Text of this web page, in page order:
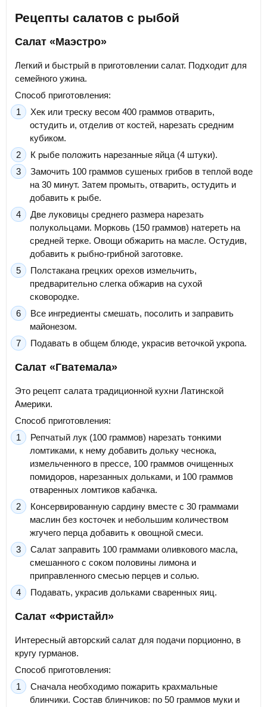
Рецепты салатов с рыбой
Салат «Маэстро»
Легкий и быстрый в приготовлении салат. Подходит для
семейного ужина.
Способ приготовления:
Хек или треску весом 400 граммов отварить,
остудить и, отделив от костей, нарезать средним
кубиком.
К рыбе положить нарезанные яйца (4 штуки).
Замочить 100 граммов сушеных грибов в теплой воде
на 30 минут. Затем промыть, отварить, остудить и
добавить к рыбе.
Две луковицы среднего размера нарезать
полукольцами. Морковь (150 граммов) натереть на
средней терке. Овощи обжарить на масле. Остудив,
добавить к рыбно-грибной заготовке.
Полстакана грецких орехов измельчить,
предварительно слегка обжарив на сухой
сковородке.
Все ингредиенты смешать, посолить и заправить
майонезом.
Подавать в общем блюде, украсив веточкой укропа.
Салат «Гватемала»
Это рецепт салата традиционной кухни Латинской
Америки.
Способ приготовления:
Репчатый лук (100 граммов) нарезать тонкими
ломтиками, к нему добавить дольку чеснока,
измельченного в прессе, 100 граммов очищенных
помидоров, нарезанных дольками, и 100 граммов
отваренных ломтиков кабачка.
Консервированную сардину вместе с 30 граммами
маслин без косточек и небольшим количеством
жгучего перца добавить к овощной смеси.
Салат заправить 100 граммами оливкового масла,
смешанного с соком половины лимона и
приправленного смесью перцев и солью.
Подавать, украсив дольками сваренных яиц.
Салат «Фристайл»
Интересный авторский салат для подачи порционно, в
кругу гурманов.
Способ приготовления:
Сначала необходимо пожарить крахмальные
блинчики. Состав блинчиков: по 50 граммов муки и